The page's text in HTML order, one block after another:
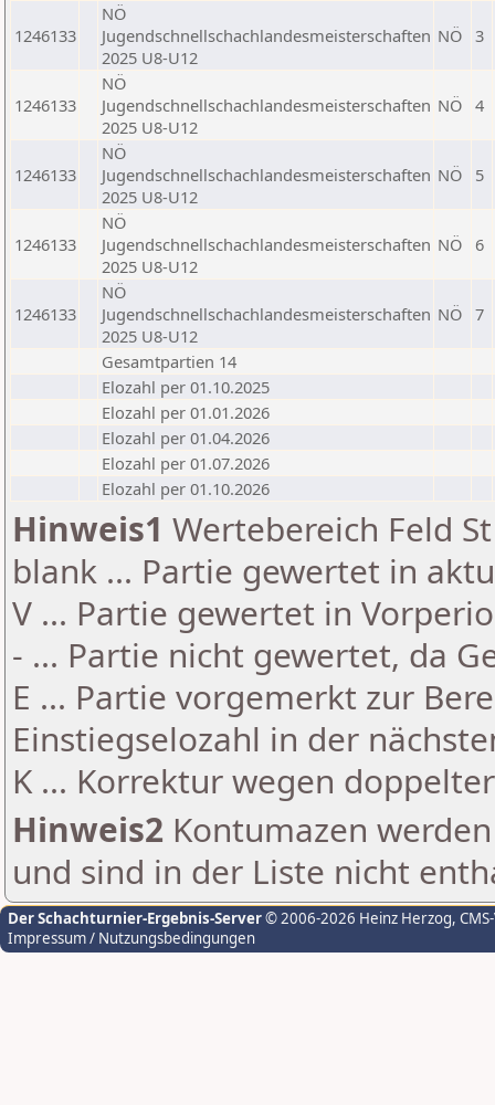
1246133
NÖ
Jugendschnellschachlandesmeisterschaften
2025 U8-U12
NÖ 3
1246133
NÖ
Jugendschnellschachlandesmeisterschaften
2025 U8-U12
NÖ 4
1246133
NÖ
Jugendschnellschachlandesmeisterschaften
2025 U8-U12
NÖ 5
1246133
NÖ
Jugendschnellschachlandesmeisterschaften
2025 U8-U12
NÖ 6
1246133
NÖ
Jugendschnellschachlandesmeisterschaften
2025 U8-U12
NÖ 7
Gesamtpartien 14
Elozahl per 01.10.2025
Elozahl per 01.01.2026
Elozahl per 01.04.2026
Elozahl per 01.07.2026
Elozahl per 01.10.2026
Hinweis1 Wertebereich Feld
blank ... Partie gewertet in
V ... Partie gewertet in
- ... Partie nicht gewertet, da
E ... Partie vorgemerkt zur
Einstiegselozahl in der
K ... Korrektur wegen
Hinweis2 Kontumazen
und sind in der Liste nicht
Der Schachturnier-Ergebnis-Server© 2006-2026 Heinz Herzog,
Impressum / Nutzungsbedingungen